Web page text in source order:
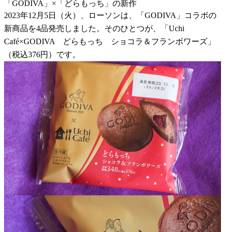
「GODIVA」×「どらもっち」の新作
2023年12月5日（火）、ローソンは、「GODIVA」コラボの
新商品を4品発売しました。そのひとつが、「Uchi
Café×GODIVA どらもっち ショコラ＆フランボワーズ」
（税込376円）です。